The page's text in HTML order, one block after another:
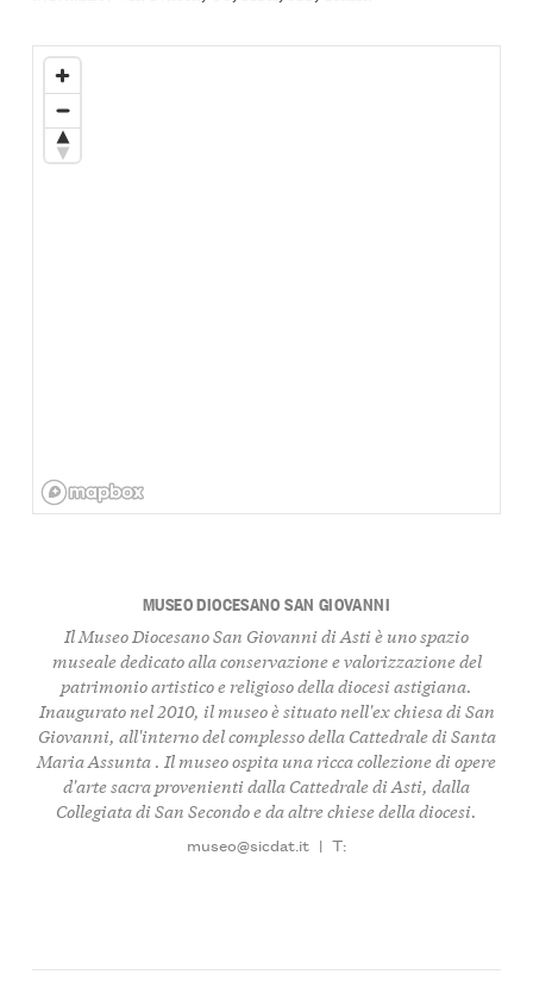
MUSEO DIOCESANO SAN GIOVANNI
Il Museo Diocesano San Giovanni di Asti è uno spazio
museale dedicato alla conservazione e valorizzazione del
patrimonio artistico e religioso della diocesi astigiana.
Inaugurato nel 2010, il museo è situato nell'ex chiesa di San
Giovanni, all'interno del complesso della Cattedrale di Santa
Maria Assunta . Il museo ospita una ricca collezione di opere
d'arte sacra provenienti dalla Cattedrale di Asti, dalla
Collegiata di San Secondo e da altre chiese della diocesi.
museo@sicdat.it | T: